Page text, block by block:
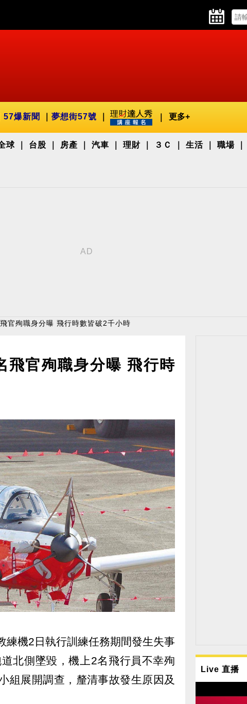
57爆新聞 夢想街57號 更多+
球 台股 房產 汽車 理財 ３Ｃ 生活 職場
官殉職身分曝 飛行時數皆破2千小時
飛官殉職身分曝 飛行時
練機2日執行訓練任務期間發生失事
北側墜毀，機上2名飛行員不幸殉
組展開調查，釐清事故發生原因及
Live 直播